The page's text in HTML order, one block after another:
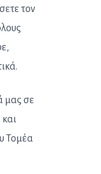
τον
μας σε
Τομέα